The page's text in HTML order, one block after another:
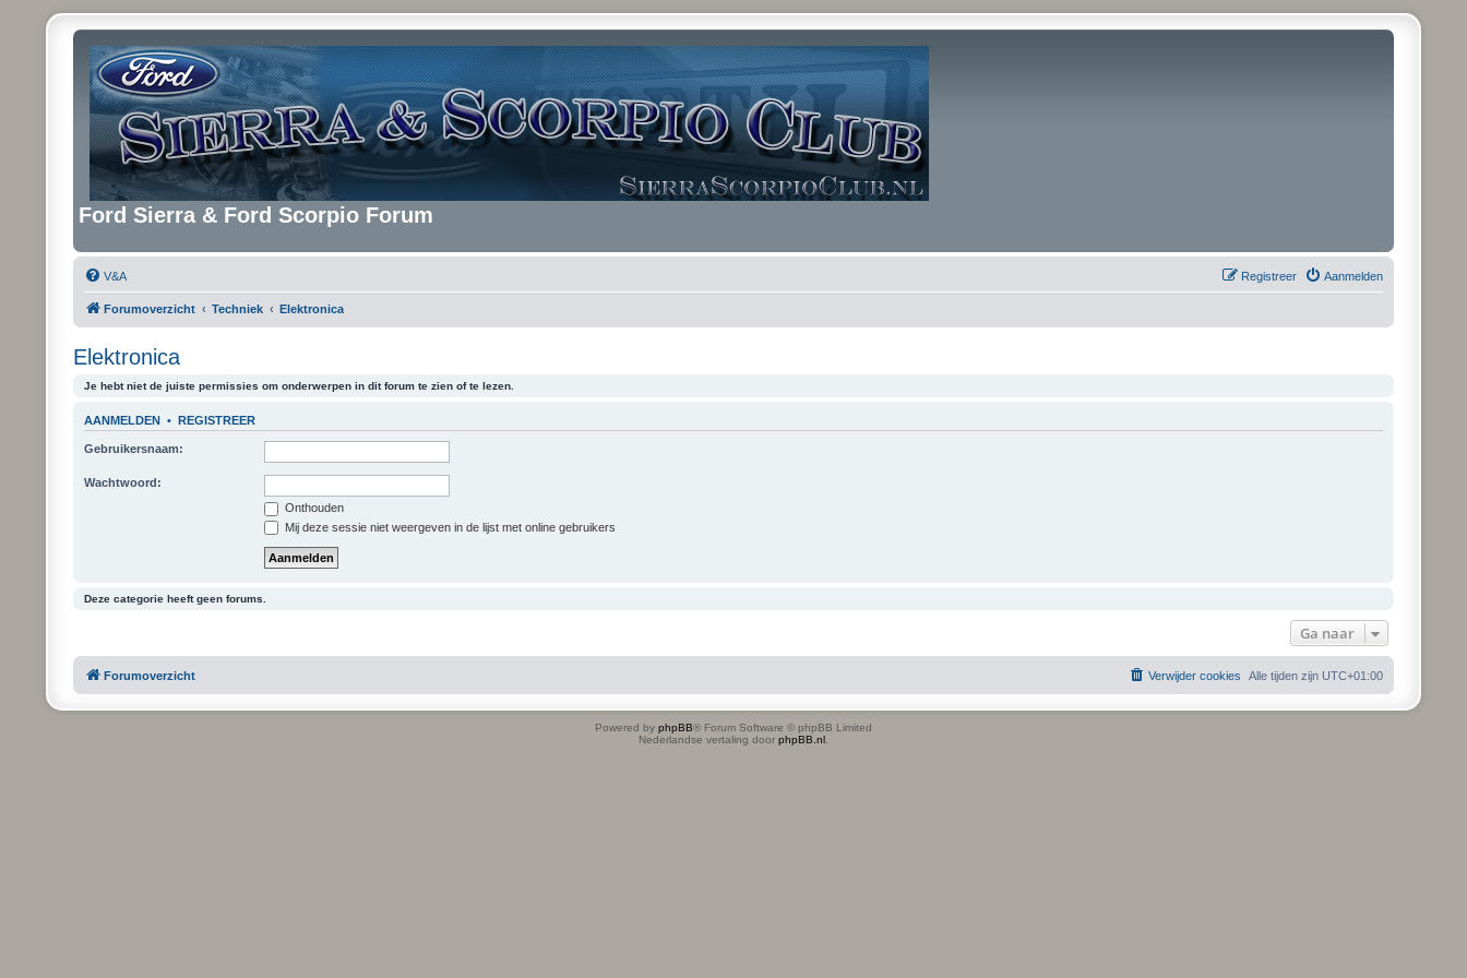
Ford Sierra & Ford Scorpio Forum
V&A Aanmelden
Registreer
Forumoverzicht Techniek Elektronica
Elektronica
Je hebt niet de juiste permissies om onderwerpen in dit forum te zien of te lezen.
AANMELDEN •REGISTREER
Gebruikersnaam:
Wachtwoord:
Onthouden
Mij deze sessie niet weergeven in de lijst met online gebruikers
Deze categorie heeft geen forums.
Ga naar
Forumoverzicht Alle tijden zijn UTC+01:00
Verwijder cookies
Powered by phpBB® Forum Software © phpBB Limited
Nederlandse vertaling door phpBB.nl.